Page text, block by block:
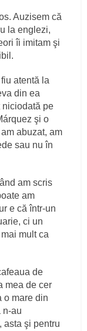
Auzisem că
la englezi,
îi imitam şi
atentă la
din ea
niciodată pe
şi o
abuzat, am
sau nu în
am scris
am
e că într-un
ci un
mult ca
de
mea de cer
o mare din
n-au
asta şi pentru